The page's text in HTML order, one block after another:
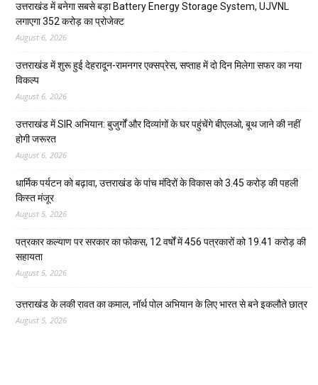
उत्तराखंड में बनेगा सबसे बड़ा Battery Energy Storage System, UJVNL
लगाएगा 352 करोड़ का प्रोजेक्ट
August 6, 2026
उत्तराखंड में शुरू हुई देहरादून-रामनगर एक्सप्रेस, सप्ताह में दो दिन मिलेगा सफर का नया
विकल्प
August 6, 2026
उत्तराखंड में SIR अभियान: बुजुर्गों और दिव्यांगों के घर पहुंचेंगे बीएलओ, बूथ जाने की नहीं
होगी जरूरत
August 6, 2026
धार्मिक पर्यटन को बढ़ावा, उत्तराखंड के पांच मंदिरों के विकास को 3.45 करोड़ की पहली
किस्त मंजूर
August 5, 2026
पत्रकार कल्याण पर सरकार का फोकस, 12 वर्षों में 456 पत्रकारों को 19.41 करोड़ की
सहायता
August 5, 2026
उत्तराखंड के लकी रावत का कमाल, नॉर्थ पोल अभियान के लिए भारत से बने इकलौते छात्र
August 5, 2026